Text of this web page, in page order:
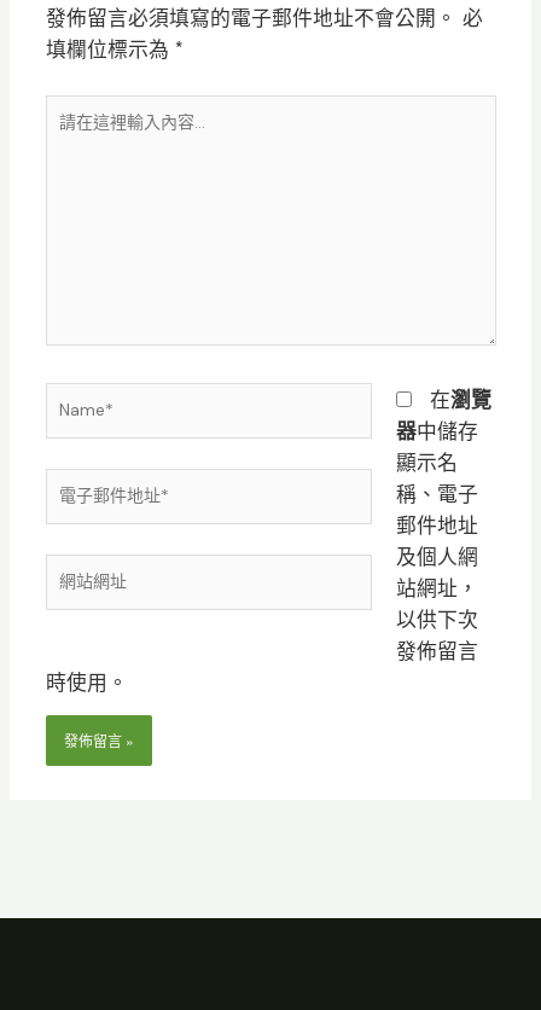
發佈留言必須填寫的電子郵件地址不會公開。 必
填欄位標示為 *
在
Name*
電
件
地
*
網
在瀏覽
器中儲存
顯示名
稱、電子
郵件地址
及個人網
站網址，
以供下次
發佈留言
時使用。